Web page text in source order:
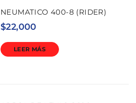
NEUMATICO 400-8 (RIDER)
$22,000
LEER MÁS